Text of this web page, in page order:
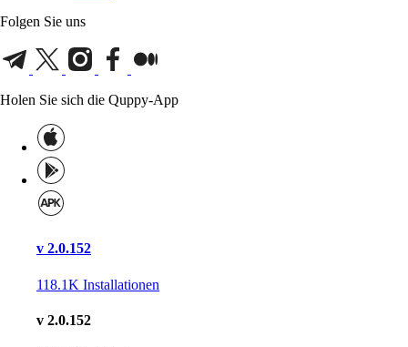
Folgen Sie uns
Holen Sie sich die Quppy-App
v 2.0.152
118.1K Installationen
v 2.0.152